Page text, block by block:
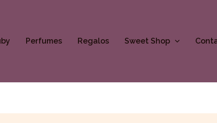
Perfumes Regalos Sweet Shop